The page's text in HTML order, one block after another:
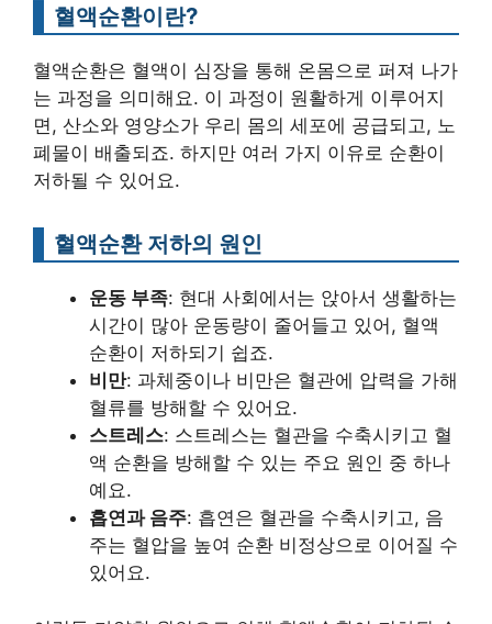
혈액순환이란?
혈액순환은 혈액이 심장을 통해 온몸으로 퍼져 나가
는 과정을 의미해요. 이 과정이 원활하게 이루어지
면, 산소와 영양소가 우리 몸의 세포에 공급되고, 노
폐물이 배출되죠. 하지만 여러 가지 이유로 순환이
저하될 수 있어요.
혈액순환 저하의 원인
운동 부족: 현대 사회에서는 앉아서 생활하는
시간이 많아 운동량이 줄어들고 있어, 혈액
순환이 저하되기 쉽죠.
비만: 과체중이나 비만은 혈관에 압력을 가해
혈류를 방해할 수 있어요.
스트레스: 스트레스는 혈관을 수축시키고 혈
액 순환을 방해할 수 있는 주요 원인 중 하나
예요.
흡연과 음주: 흡연은 혈관을 수축시키고, 음
주는 혈압을 높여 순환 비정상으로 이어질 수
있어요.